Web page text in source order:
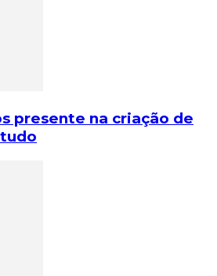
presente na criação de